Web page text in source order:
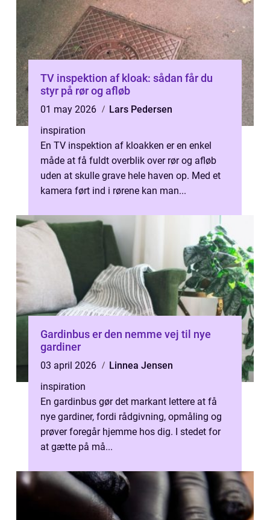
TV inspektion af kloak: sådan får du
styr på rør og afløb
01 may 2026
Lars Pedersen
inspiration
En TV inspektion af kloakken er en enkel
måde at få fuldt overblik over rør og afløb
uden at skulle grave hele haven op. Med et
kamera ført ind i rørene kan man...
Gardinbus er den nemme vej til nye
gardiner
03 april 2026
Linnea Jensen
inspiration
En gardinbus gør det markant lettere at få
nye gardiner, fordi rådgivning, opmåling og
prøver foregår hjemme hos dig. I stedet for
at gætte på må...